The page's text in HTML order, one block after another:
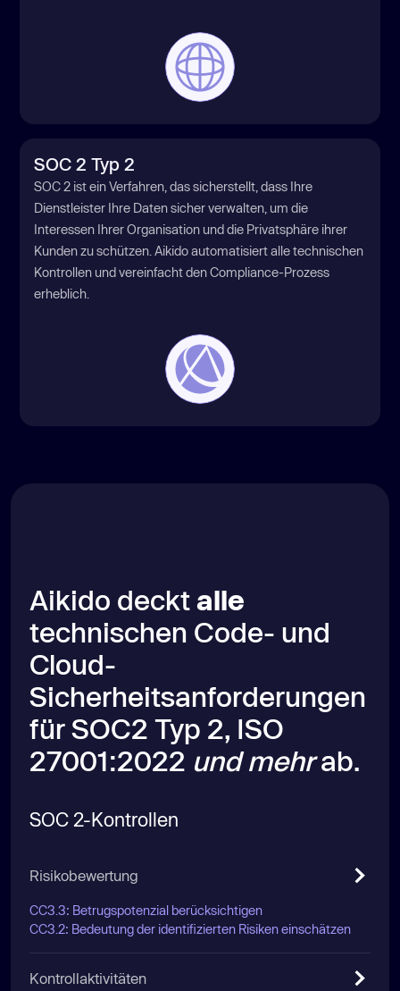
SOC 2 Typ 2
SOC 2 ist ein Verfahren, das sicherstellt, dass Ihre
Dienstleister Ihre Daten sicher verwalten, um die
Interessen Ihrer Organisation und die Privatsphäre ihrer
Kunden zu schützen. Aikido automatisiert alle technischen
Kontrollen und vereinfacht den Compliance-Prozess
erheblich.
Aikido decktalle
technischen Code- und
Cloud-
Sicherheitsanforderungen
für SOC2 Typ 2, ISO
27001:2022 und mehrab.
SOC 2-Kontrollen
Risikobewertung
CC3.3: Betrugspotenzial berücksichtigen
CC3.2: Bedeutung der identifizierten Risiken einschätzen
Kontrollaktivitäten